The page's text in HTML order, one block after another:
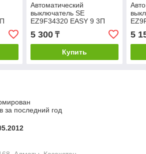
Автоматический
выключатель SE
EZ9F34320 EASY 9 3П
5 300₸
Купить
5
за последний год